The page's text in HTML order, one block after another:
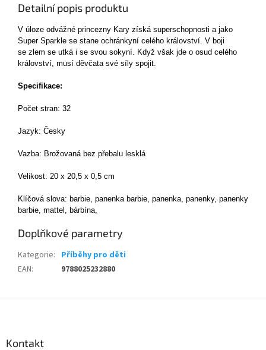
Detailní popis produktu
V úloze odvážné princezny Kary získá superschopnosti a jako
Super Sparkle se stane ochránkyní celého království. V boji
se zlem se utká i se svou sokyní. Když však jde o osud celého
království, musí děvčata své síly spojit.
Specifikace:
Počet stran: 32
Jazyk: Česky
Vazba: Brožovaná bez přebalu lesklá
Velikost: 20 x 20,5 x 0,5 cm
Klíčová slova: barbie, panenka barbie, panenka, panenky, panenky
barbie, mattel, bárbína,
Doplňkové parametry
Kategorie: Příběhy pro děti
EAN: 9788025232880
Kontakt